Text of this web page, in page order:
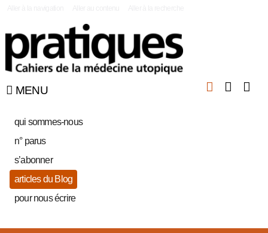
MENU
qui sommes-nous
n° parus
s’abonner
articles du Blog
pour nous écrire